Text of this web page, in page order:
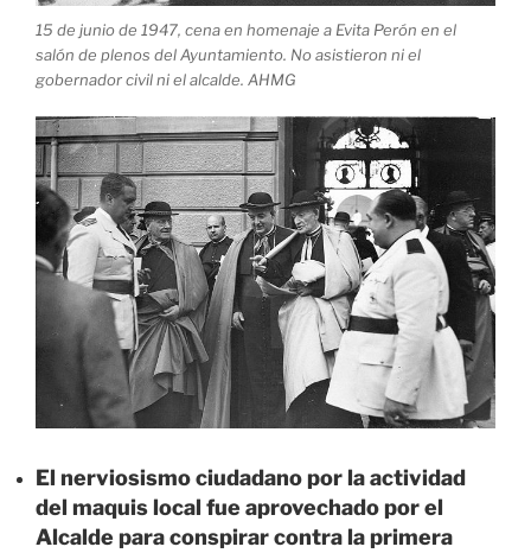
15 de junio de 1947, cena en homenaje a Evita Perón en el
salón de plenos del Ayuntamiento. No asistieron ni el
gobernador civil ni el alcalde. AHMG
El nerviosismo ciudadano por la actividad
del maquis local fue aprovechado por el
Alcalde para conspirar contra la primera